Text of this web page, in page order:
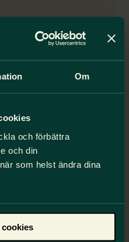
Om
och förbättra
och din
som helst ändra dina
så funkar det
i slutet av ditt
dock att du är